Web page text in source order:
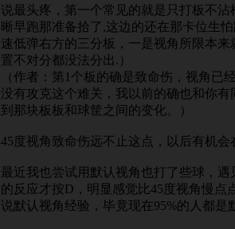
说最头疼，第一个常见的就是只打板不
晰早跑那准备拾了,这边的还在那卡位生
速低弹右方的三分板，一是视角所限本
置不对分都没法分出.）
（作者：第1个板的确是致命伤，视角已
没有攻克这个难关，我以前的确也和你
到那块板板和球筐之间的变化。）
45度视角致命伤远不止这点，以后有机会
最近我也尝试用默认视角也打了些球，
的反应才按D，明显感觉比45度视角慢
说默认视角经验，毕竟现在95%的人都是